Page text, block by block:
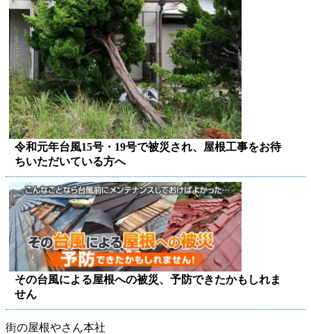
令和元年台風15号・19号で被災され、屋根工事をお待
ちいただいている方へ
その台風による屋根への被災、予防できたかもしれま
せん
街の屋根やさん本社